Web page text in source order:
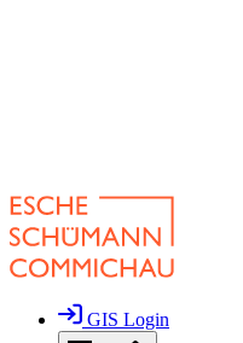
GIS Login